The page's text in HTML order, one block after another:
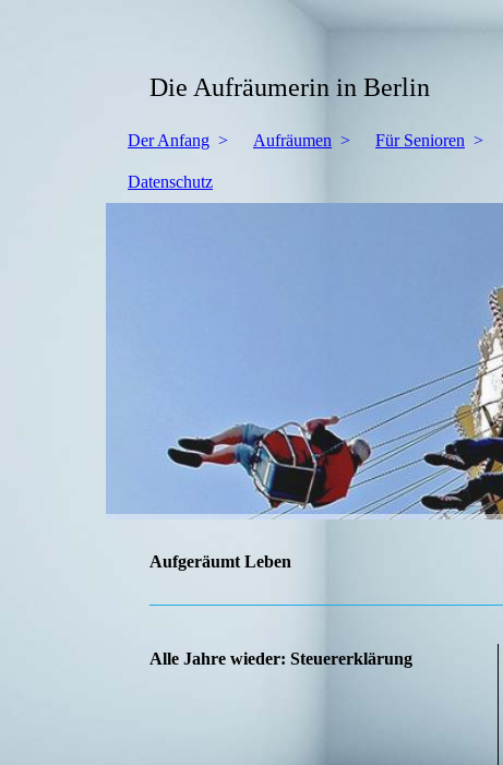
Die Aufräumerin in Berlin
Der Anfang Aufräumen Für Senioren
Datenschutz
Aufgeräumt Leben
Alle Jahre wieder: Steuererklärung